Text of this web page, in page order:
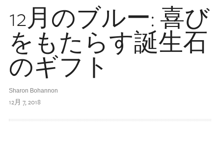
12月のブルー: 喜び
をもたらす誕生石
のギフト
Sharon Bohannon
12月 7, 2018